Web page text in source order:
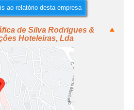
ao relatório desta empresa
de Silva Rodrigues &
Hoteleiras, Lda